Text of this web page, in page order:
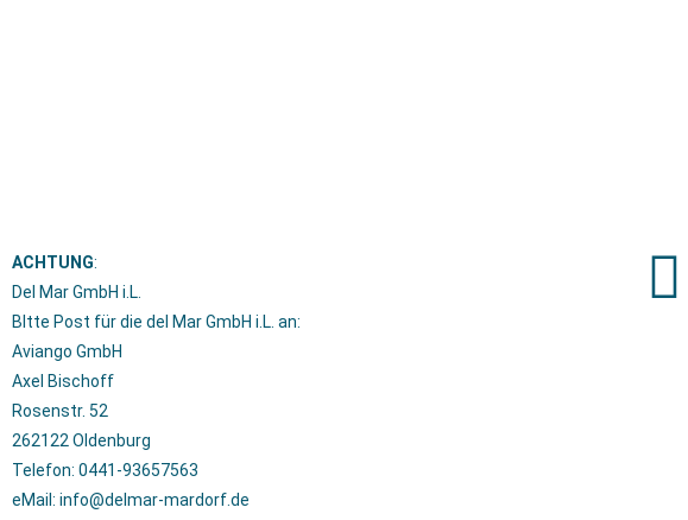
ACHTUNG:
Del Mar GmbH i.L.
BItte Post für die del Mar GmbH i.L. an:
Aviango GmbH
Axel Bischoff
Rosenstr. 52
262122 Oldenburg
Telefon: 0441-93657563
eMail: info@delmar-mardorf.de